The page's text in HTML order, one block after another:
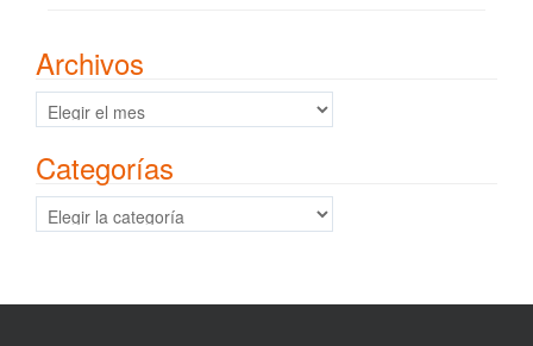
Archivos
Archivos
Categorías
Categorías